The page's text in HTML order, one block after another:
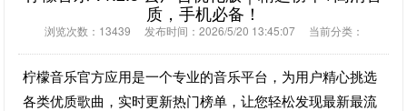
质，手机必备！
浏览次数：13439 发布时间：2026/5/20 13:45:07 当前分类：
柠檬音乐官方应用是一个专业的音乐平台，为用户精心挑选
各类优质歌曲，实时更新热门榜单，让您轻松发现最新最流